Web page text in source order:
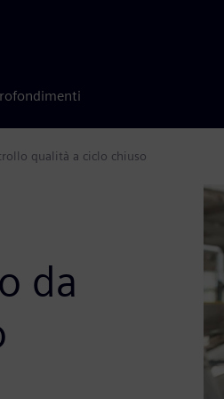
qualità a ciclo chiuso
da